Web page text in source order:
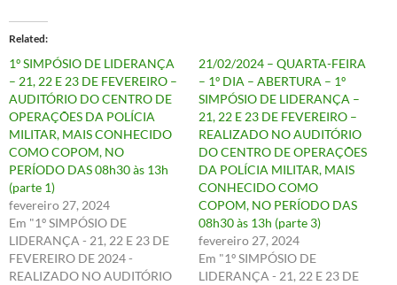
Related
1º SIMPÓSIO DE LIDERANÇA
– 21, 22 E 23 DE FEVEREIRO –
AUDITÓRIO DO CENTRO DE
OPERAÇÕES DA POLÍCIA
MILITAR, MAIS CONHECIDO
COMO COPOM, NO
PERÍODO DAS 08h30 às 13h
(parte 1)
fevereiro 27, 2024
Em "1º SIMPÓSIO DE
LIDERANÇA - 21, 22 E 23 DE
FEVEREIRO DE 2024 -
REALIZADO NO AUDITÓRIO
21/02/2024 – QUARTA-FEIRA
– 1º DIA – ABERTURA – 1º
SIMPÓSIO DE LIDERANÇA –
21, 22 E 23 DE FEVEREIRO –
REALIZADO NO AUDITÓRIO
DO CENTRO DE OPERAÇÕES
DA POLÍCIA MILITAR, MAIS
CONHECIDO COMO
COPOM, NO PERÍODO DAS
08h30 às 13h (parte 3)
fevereiro 27, 2024
Em "1º SIMPÓSIO DE
LIDERANÇA - 21, 22 E 23 DE